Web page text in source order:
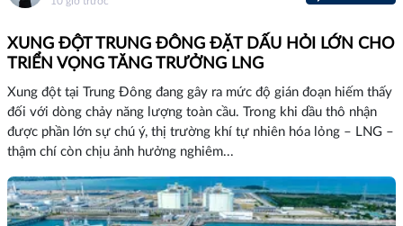
XUNG ĐỘT TRUNG ĐÔNG ĐẶT DẤU HỎI LỚN CHO
TRIỂN VỌNG TĂNG TRƯỞNG LNG
Xung đột tại Trung Đông đang gây ra mức độ gián đoạn hiếm thấy
đối với dòng chảy năng lượng toàn cầu. Trong khi dầu thô nhận
được phần lớn sự chú ý, thị trường khí tự nhiên hóa lỏng – LNG –
thậm chí còn chịu ảnh hưởng nghiêm...